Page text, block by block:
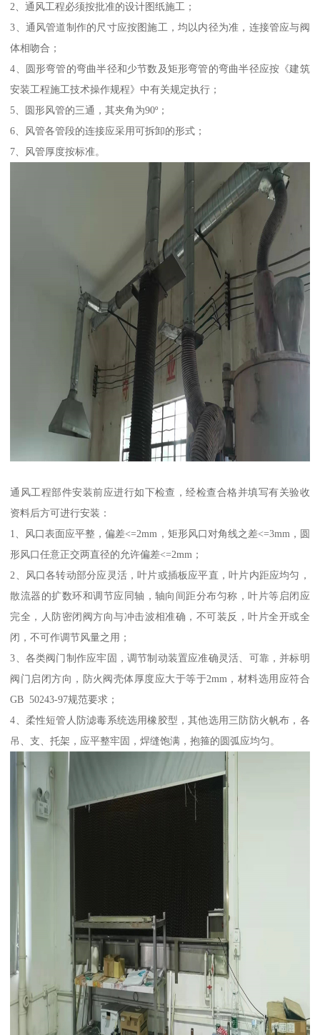
2、通风工程必须按批准的设计图纸施工；
3、通风管道制作的尺寸应按图施工，均以内径为准，连接管应与阀
体相吻合；
4、圆形弯管的弯曲半径和少节数及矩形弯管的弯曲半径应按《建筑
安装工程施工技术操作规程》中有关规定执行；
5、圆形风管的三通，其夹角为90º；
6、风管各管段的连接应采用可拆卸的形式；
7、风管厚度按标准。
通风工程部件安装前应进行如下检查，经检查合格并填写有关验收
资料后方可进行安装：
1、风口表面应平整，偏差<=2mm，矩形风口对角线之差<=3mm，圆
形风口任意正交两直径的允许偏差<=2mm；
2、风口各转动部分应灵活，叶片或插板应平直，叶片内距应均匀，
散流器的扩数环和调节应同轴，轴向间距分布匀称，叶片等启闭应
完全，人防密闭阀方向与冲击波相准确，不可装反，叶片全开或全
闭，不可作调节风量之用；
3、各类阀门制作应牢固，调节制动装置应准确灵活、可靠，并标明
阀门启闭方向，防火阀壳体厚度应大于等于2mm，材料选用应符合
GB 50243-97规范要求；
4、柔性短管人防滤毒系统选用橡胶型，其他选用三防防火帆布，各
吊、支、托架，应平整牢固，焊缝饱满，抱箍的圆弧应均匀。